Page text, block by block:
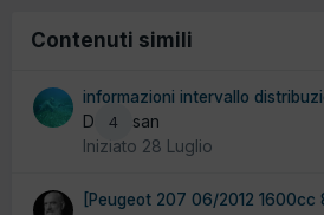
Contenuti simili
4
informazioni intervallo
Da giasan
Iniziato 28 Luglio
[Peugeot 207 06/2012 1600cc